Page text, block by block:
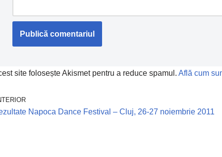
site folosește Akismet pentru a reduce spamul. Află cum
Napoca Dance Festival – Cluj, 26-27 noiembrie 2011